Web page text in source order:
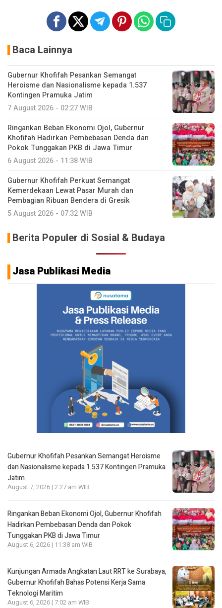
Baca Lainnya
Gubernur Khofifah Pesankan Semangat
Heroisme dan Nasionalisme kepada 1.537
Kontingen Pramuka Jatim
7 August 2026 - 02:27 WIB
Ringankan Beban Ekonomi Ojol, Gubernur
Khofifah Hadirkan Pembebasan Denda dan
Pokok Tunggakan PKB di Jawa Timur
6 August 2026 - 11:38 WIB
Gubernur Khofifah Perkuat Semangat
Kemerdekaan Lewat Pasar Murah dan
Pembagian Ribuan Bendera di Gresik
5 August 2026 - 07:32 WIB
Berita Populer di Sosial & Budaya
Jasa Publikasi Media
Gubernur Khofifah Pesankan Semangat Heroisme
dan Nasionalisme kepada 1.537 Kontingen Pramuka
Jatim
August 7, 2026 | 2:27 am WIB
Ringankan Beban Ekonomi Ojol, Gubernur Khofifah
Hadirkan Pembebasan Denda dan Pokok
Tunggakan PKB di Jawa Timur
August 6, 2026 | 11:38 am WIB
Kunjungan Armada Angkatan Laut RRT ke Surabaya,
Gubernur Khofifah Bahas Potensi Kerja Sama
Teknologi Maritim
August 6, 2026 | 7:02 am WIB